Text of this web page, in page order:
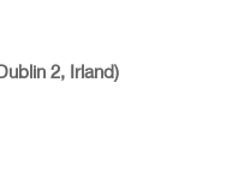
2, Irland)